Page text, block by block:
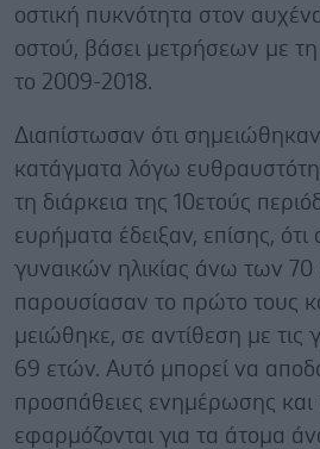
οστική πυκνότητα στον
οστού, βάσει μετρήσεων με
το 2009-2018.
Διαπίστωσαν ότι
κατάγματα λόγω
τη διάρκεια της 10ετούς
ευρήματα έδειξαν, επίσης,
γυναικών ηλικίας άνω των
παρουσίασαν το πρώτο τους
μειώθηκε, σε αντίθεση με τις
69 ετών. Αυτό μπορεί να
προσπάθειες ενημέρωσης
εφαρμόζονται για τα άτομα